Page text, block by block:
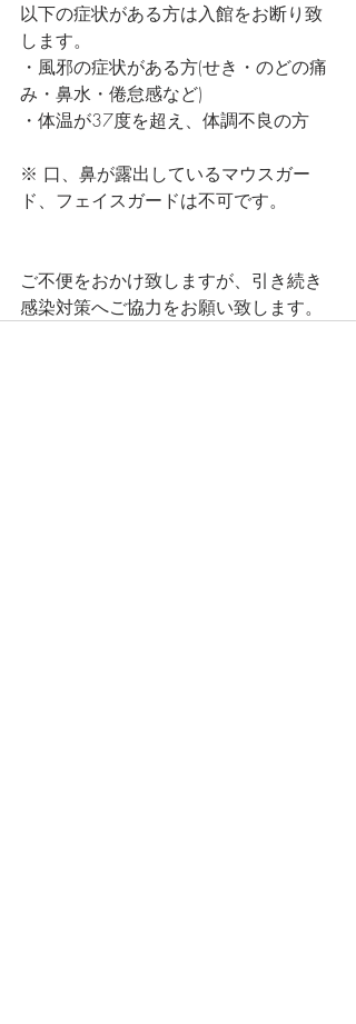
以下の症状がある方は入館をお断り致
します。
・風邪の症状がある方(せき・のどの痛
み・鼻水・倦怠感など)
・体温が37度を超え、体調不良の方
※ 口、鼻が露出しているマウスガー
ド、フェイスガードは不可です。
ご不便をおかけ致しますが、引き続き
感染対策へご協力をお願い致します。